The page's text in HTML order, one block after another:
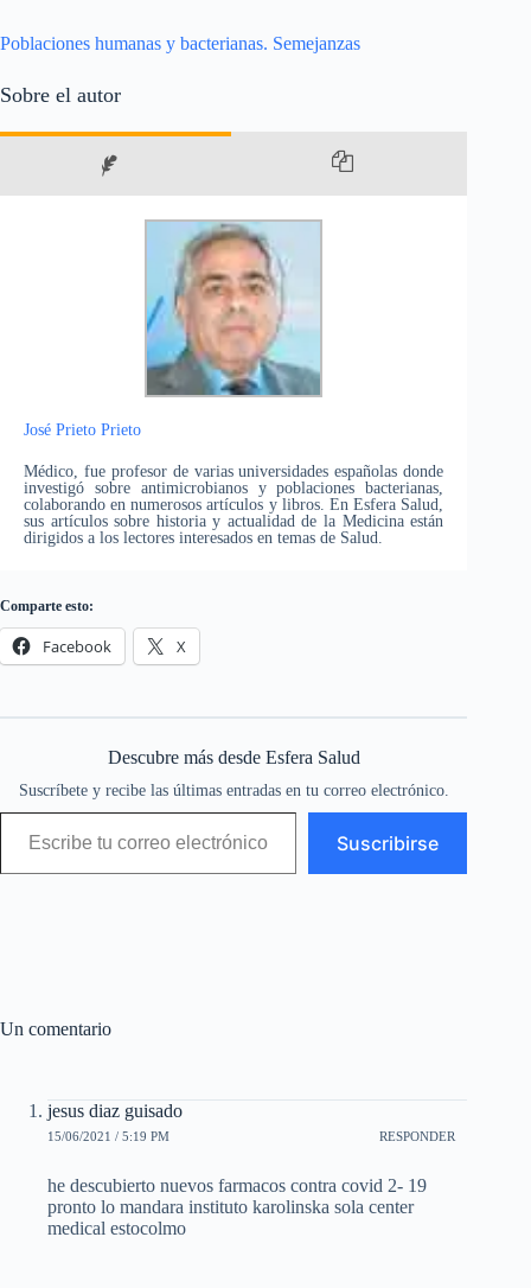
Poblaciones humanas y bacterianas. Semejanzas
Sobre el autor
José Prieto Prieto
Médico, fue profesor de varias universidades españolas donde
investigó sobre antimicrobianos y poblaciones bacterianas,
colaborando en numerosos artículos y libros. En Esfera Salud,
sus artículos sobre historia y actualidad de la Medicina están
dirigidos a los lectores interesados en temas de Salud.
Comparte esto:
Facebook X
Descubre más desde Esfera Salud
Suscríbete y recibe las últimas entradas en tu correo electrónico.
Escribe tu correo electrónico…
Suscribirse
Un comentario
jesus diaz guisado
15/06/2021 / 5:19 PM RESPONDER
he descubierto nuevos farmacos contra covid 2- 19
pronto lo mandara instituto karolinska sola center
medical estocolmo